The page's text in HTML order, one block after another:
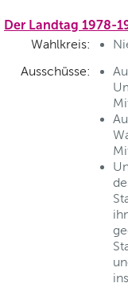
Der Landtag 1978-
Wahlkreis:
Ausschüsse: